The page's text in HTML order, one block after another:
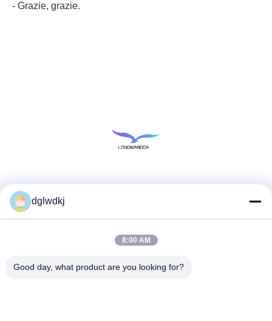
- Grazie, grazie.
Contatto rapido
Telefono
dglwdkj
8:00 AM
Good day, what product are you looking for?